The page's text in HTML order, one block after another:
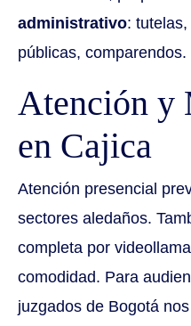
administrativo:
públicas, comparendos.
Atención y
en Cajica
Atención presencial
sectores aledaños.
completa por
comodidad. Para
juzgados de Bogotá